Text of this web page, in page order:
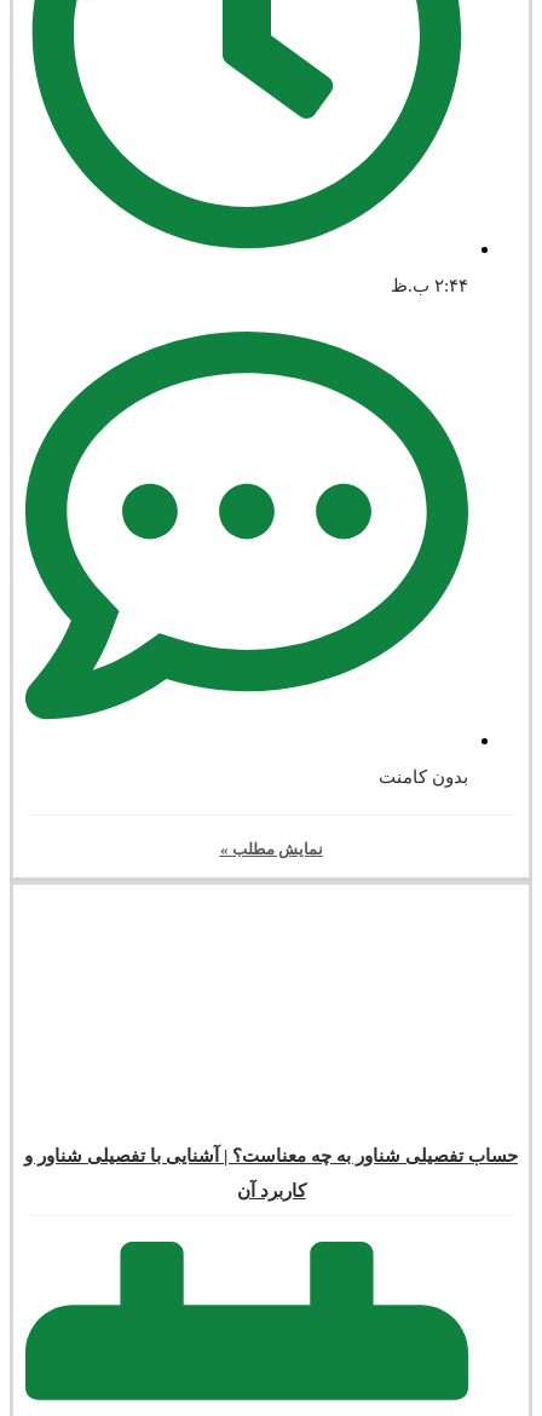
۲:۴۴ ب.ظ
بدون کامنت
نمایش مطلب »
حساب تفصیلی شناور به چه معناست؟ | آشنایی با تفصیلی شناور و
کاربرد آن